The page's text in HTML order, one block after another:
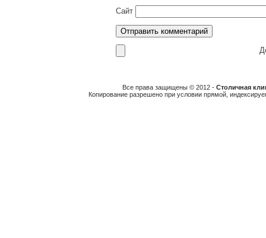
Сайт
Все права защищены © 2012 - Столичная
Копирование разрешено при условии прямой,